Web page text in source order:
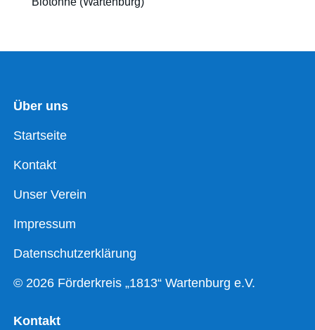
Über uns
Startseite
Kontakt
Unser Verein
Impressum
Datenschutzerklärung
© 2026 Förderkreis „1813“ Wartenburg e.V.
Kontakt